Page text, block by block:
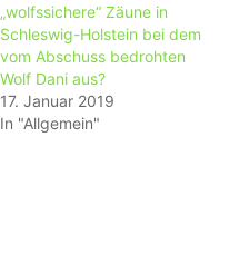
„wolfssichere“ Zäune in
Schleswig-Holstein bei dem
vom Abschuss bedrohten
Wolf Dani aus?
17. Januar 2019
In "Allgemein"